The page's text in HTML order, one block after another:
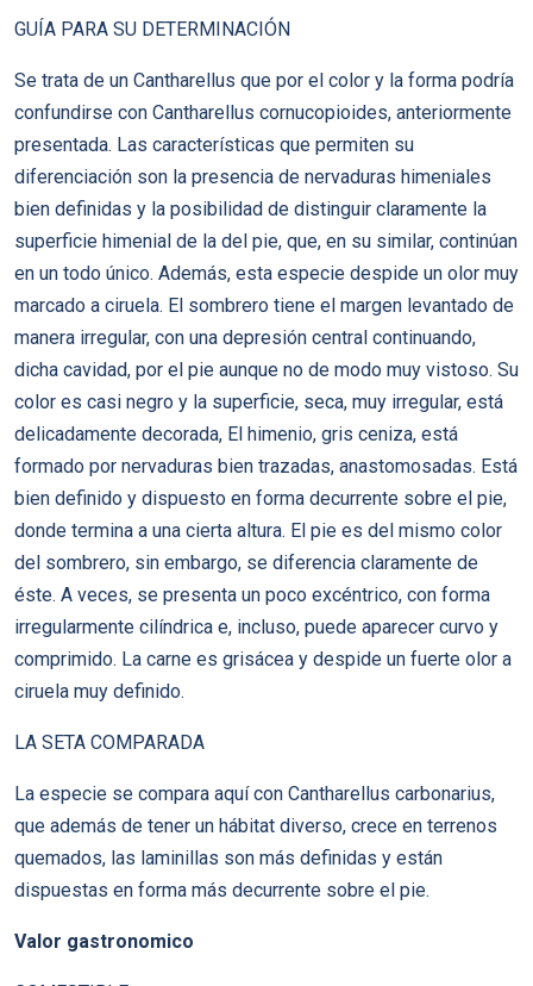
GUÍA PARA SU DETERMINACIÓN
Se trata de un Cantharellus que por el color y la forma podría
confundirse con Cantharellus cornucopioides, anteriormente
presentada. Las características que permiten su
diferenciación son la presencia de nervaduras himeniales
bien definidas y la posibilidad de distinguir claramente la
superficie himenial de la del pie, que, en su similar, continúan
en un todo único. Además, esta especie despide un olor muy
marcado a ciruela. El sombrero tiene el margen levantado de
manera irregular, con una depresión central continuando,
dicha cavidad, por el pie aunque no de modo muy vistoso. Su
color es casi negro y la superficie, seca, muy irregular, está
delicadamente decorada, El himenio, gris ceniza, está
formado por nervaduras bien trazadas, anastomosadas. Está
bien definido y dispuesto en forma decurrente sobre el pie,
donde termina a una cierta altura. El pie es del mismo color
del sombrero, sin embargo, se diferencia claramente de
éste. A veces, se presenta un poco excéntrico, con forma
irregularmente cilíndrica e, incluso, puede aparecer curvo y
comprimido. La carne es grisácea y despide un fuerte olor a
ciruela muy definido.
LA SETA COMPARADA
La especie se compara aquí con Cantharellus carbonarius,
que además de tener un hábitat diverso, crece en terrenos
quemados, las laminillas son más definidas y están
dispuestas en forma más decurrente sobre el pie.
Valor gastronomico